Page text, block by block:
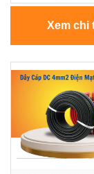
Xem chi